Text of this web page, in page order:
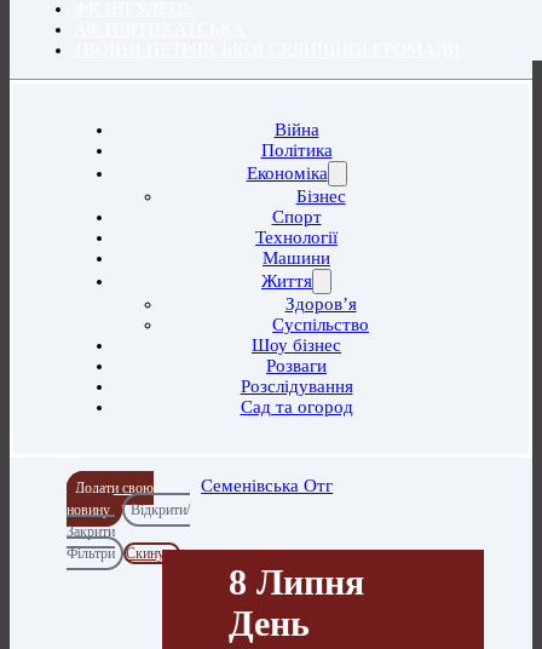
Війна
Політика
Економіка
Бізнес
Спорт
Технології
Машини
Життя
Здоров’я
Суспільство
Шоу бізнес
Розваги
Розслідування
Сад та огород
Додати свою
новину
Відкрити/
Закрити
Фільтри
Скинути
Семенівська Отг
8 Липня
День